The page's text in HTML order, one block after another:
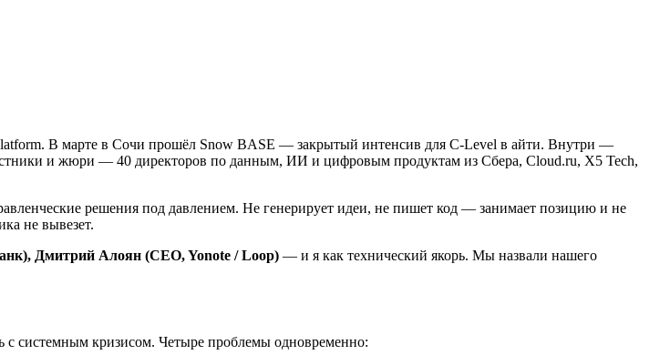
В марте в Сочи прошёл Snow BASE — закрытый интенсив для C-Level в айти. Внутри —
и жюри — 40 директоров по данным, ИИ и цифровым продуктам из Сбера, Cloud.ru, X5 Tech,
решения под давлением. Не генерирует идеи, не пишет код — занимает позицию и не
не вывезет.
Дмитрий Алоян (CEO, Yonote / Loop) — и я как технический якорь. Мы назвали нашего
с системным кризисом. Четыре проблемы одновременно: